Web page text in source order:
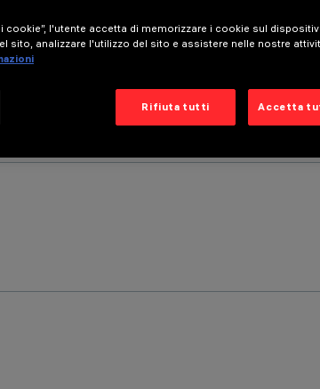
cookie”, l'utente accetta di memorizzare i cookie sul
sito, analizzare l'utilizzo del sito e assistere nelle nostre
Rifiuta tutti Accetta